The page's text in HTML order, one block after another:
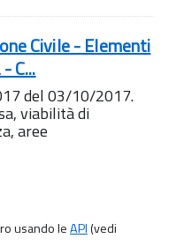
Civile - Elementi
C...
del 03/10/2017.
viabilità di
aree
usando leAPI(vedi